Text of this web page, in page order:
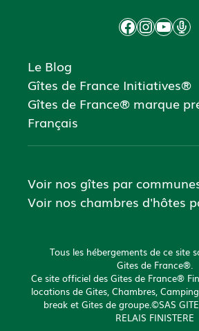
Facebook
Le Blog
Gîtes de France Initiatives®
Gîtes de France® marque
Français
Voir nos gîtes par
Voir nos chambres d'hôtes
Tous les hébergements de ce site
Gites de France®.
Ce site officiel des Gites de France®
locations de Gites, Chambres,
break et Gites de groupe.©SAS
RELAIS FINISTERE